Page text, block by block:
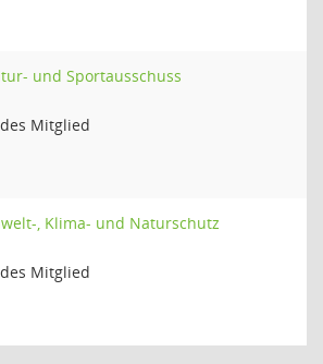
und Sportausschuss
Mitglied
, Klima- und Naturschutz
Mitglied